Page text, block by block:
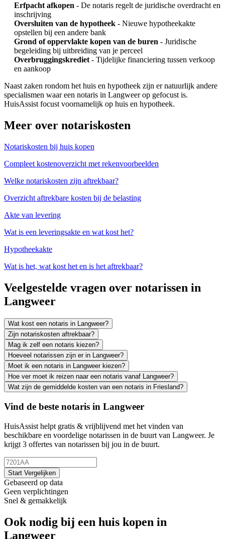
Erfpacht afkopen - De notaris regelt de juridische overdracht en
inschrijving
Oversluiten van de hypotheek - Nieuwe hypotheekakte
opstellen bij een andere bank
Grond of oppervlakte kopen van de buren - Juridische
begeleiding bij uitbreiding van je perceel
Overbruggingskrediet - Tijdelijke financiering tussen verkoop
en aankoop
Naast zaken rondom het huis en hypotheek zijn er natuurlijk andere
specialismen waar een notaris in Langweer op gefocust is.
HuisAssist focust voornamelijk op huis en hypotheek.
Meer over notariskosten
Notariskosten bij huis kopen
Compleet kostenoverzicht met rekenvoorbeelden
Welke notariskosten zijn aftrekbaar?
Overzicht aftrekbare kosten bij de belasting
Akte van levering
Wat is een leveringsakte en wat kost het?
Hypotheekakte
Wat is het, wat kost het en is het aftrekbaar?
Veelgestelde vragen over notarissen in
Langweer
Wat kost een notaris in Langweer?
Zijn notariskosten aftrekbaar?
Mag ik zelf een notaris kiezen?
Hoeveel notarissen zijn er in Langweer?
Moet ik een notaris in Langweer kiezen?
Hoe ver moet ik reizen naar een notaris vanaf Langweer?
Wat zijn de gemiddelde kosten van een notaris in Friesland?
Vind de beste notaris in Langweer
HuisAssist helpt gratis & vrijblijvend met het vinden van
beschikbare en voordelige notarissen in de buurt van Langweer. Je
krijgt 3 offertes van notarissen bij jou in de buurt.
Start Vergelijken
Gebaseerd op data
Geen verplichtingen
Snel & gemakkelijk
Ook nodig bij een huis kopen in
Langweer